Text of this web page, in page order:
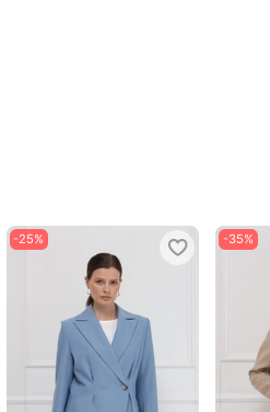
-25% -35%